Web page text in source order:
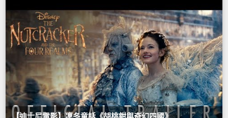
【迪士尼電影】凜冬童話《胡桃鉗與奇幻四國》